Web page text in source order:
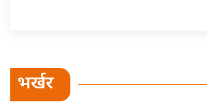
भर्खर